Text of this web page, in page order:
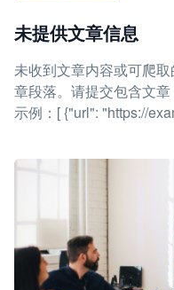
未提供文章信息
未收到文章内容或可爬
章段落。请提交包含文
示例：[ {"url": "https://